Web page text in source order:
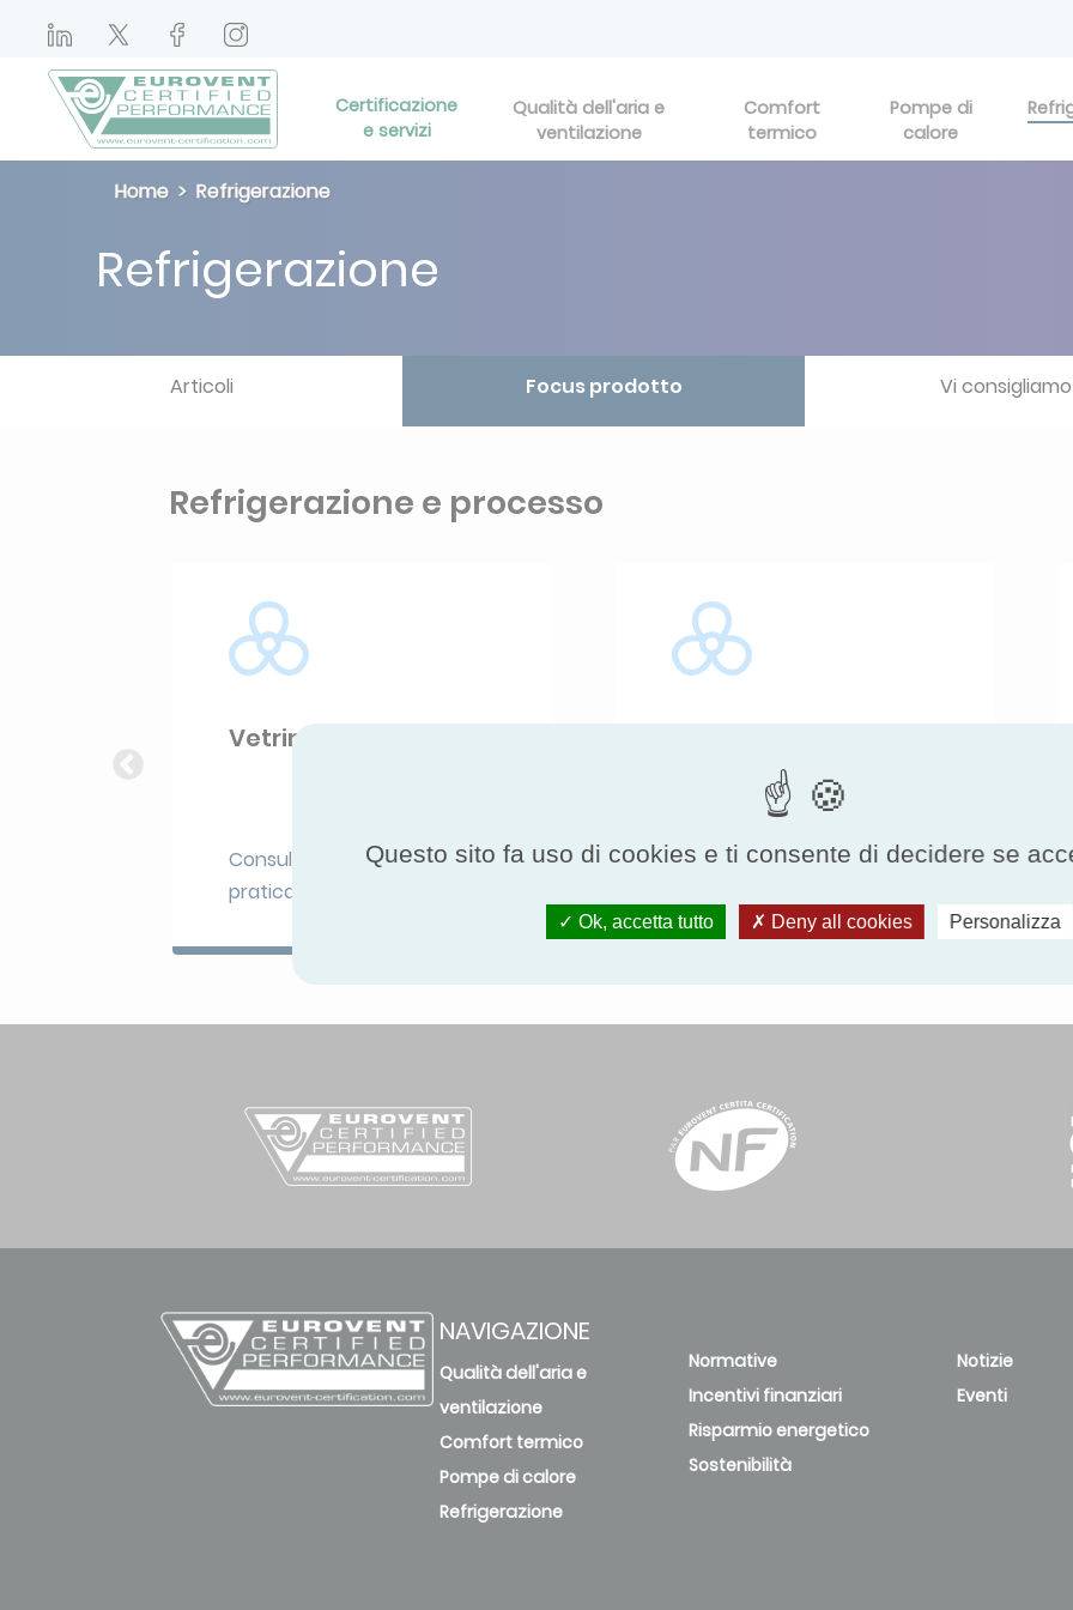
Certificazione
e servizi
Qualità dell'aria e
ventilazione
Comfort
termico
Pompe di
calore
Home Refrigerazione
Refrigerazione
Articoli Focus prodotto Vi consigliamo
Refrigerazione e processo
Vetrine refrigerate
Consultare la scheda
pratica
Consultare la scheda
NAVIGAZIONE
Qualità dell'aria e
ventilazione
Comfort termico
Pompe di calore
Refrigerazione
Normative
Incentivi finanziari
Risparmio energetico
Sostenibilità
Notizie
Eventi
Questo sito fa uso di cookies e ti consente di decidere se
Ok, accetta tutto Deny all cookies Personalizza